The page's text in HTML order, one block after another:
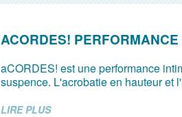
ACORDES!
aCORDES! est une performance
suspence. L'acrobatie en hauteur et
LIRE PLUS